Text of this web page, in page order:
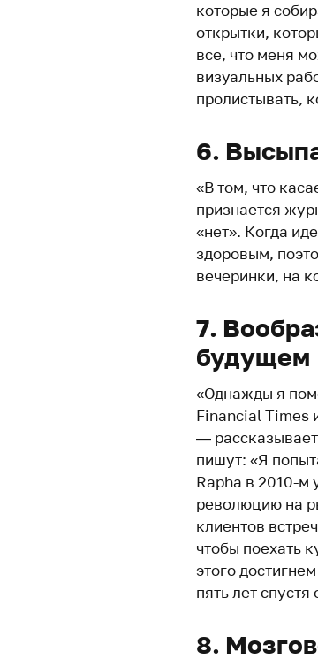
которые я
открытки,
все, что меня
визуальных
пролистывать,
6.
«В том, что
признается
«нет». Когда
здоровым,
вечеринки, на
7.
будущем
«Однажды я
Financial Times
—
пишут: «Я
Rapha в 2010-м
революцию на
клиентов
чтобы поехать
этого
пять лет
8.